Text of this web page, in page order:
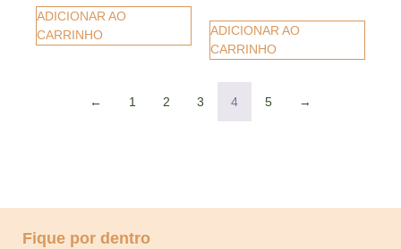
ADICIONAR AO
CARRINHO
ADICIONAR AO
CARRINHO
← 1 2 3 4 5 →
Fique por dentro